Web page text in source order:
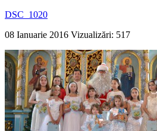
DSC_1020
08 Ianuarie 2016 Vizualizări: 517